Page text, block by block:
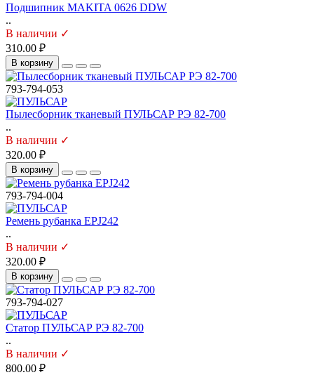
Подшипник MAKITA 0626 DDW
..
В наличии ✓
310.00 ₽
В корзину
793-794-053
Пылесборник тканевый ПУЛЬСАР РЭ 82-700
..
В наличии ✓
320.00 ₽
В корзину
793-794-004
Ремень рубанка EPJ242
..
В наличии ✓
320.00 ₽
В корзину
793-794-027
Статор ПУЛЬСАР РЭ 82-700
..
В наличии ✓
800.00 ₽